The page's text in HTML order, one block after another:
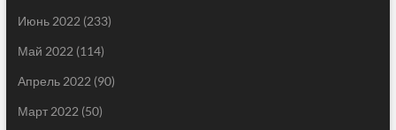
Июнь 2022 (233)
Май 2022 (114)
Апрель 2022 (90)
Март 2022 (50)